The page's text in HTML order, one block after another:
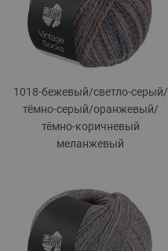
1018-бежевый/светло-серый/
тёмно-серый/оранжевый/
тёмно-коричневый
меланжевый